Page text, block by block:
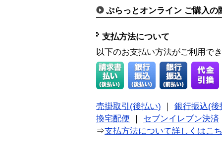
ぷらっとオンライン ご購入の
支払方法について
以下のお支払い方法がご利用で
売掛取引(後払い)
銀行振込(後
換宅配便
セブンイレブン決済
⇒支払方法について詳しくはこ